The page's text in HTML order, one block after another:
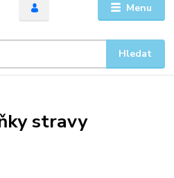
Menu
Hledat
stravy